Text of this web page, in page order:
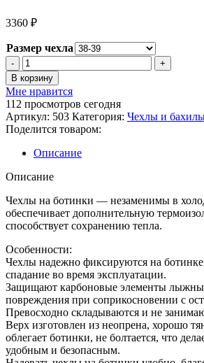
3360 ₽
Размер чехла
Количество
товара
Чехлы
на
ботинки
SPINE
Bootcover
Thermo
В корзину
Мне нравится
112 просмотров сегодня
Артикул: 503 Категория: Чехлы и
Поделится товаром:
Описание
Описание
Чехлы на ботинки — незаменимы в
обеспечивает дополнительную
способствует сохранению тепла.
Особенности:
Чехлы надежно фиксируются на
спадание во время эксплуатации.
Защищают карбоновые элементы
повреждения при соприкосновении с
Превосходно складываются и не
Верх изготовлен из неопрена, хорошо
облегает ботинки, не болтается, что
удобным и безопасным.